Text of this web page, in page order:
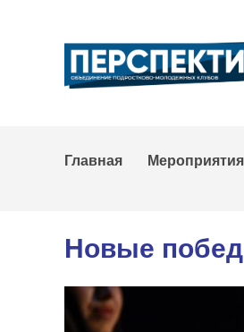
Главная Мероприятия
Новые